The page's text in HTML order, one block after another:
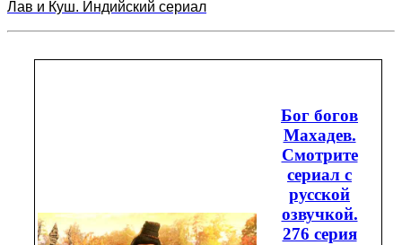
Лав и Куш. Индийский сериал
Бог богов
Махадев.
Смотрите
сериал с
русской
озвучкой.
276 серия